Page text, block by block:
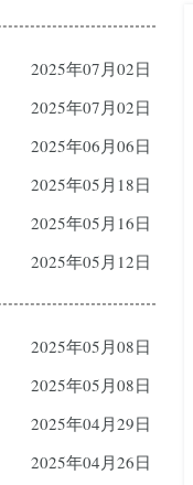
2025年07月02日
2025年07月02日
2025年06月06日
2025年05月18日
2025年05月16日
2025年05月12日
2025年05月08日
2025年05月08日
2025年04月29日
2025年04月26日